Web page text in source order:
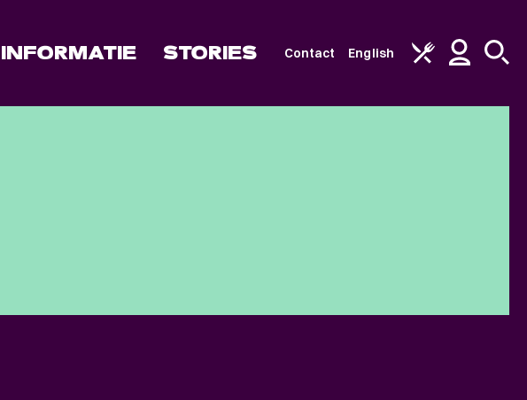
INFORMATIE STORIES Contact English